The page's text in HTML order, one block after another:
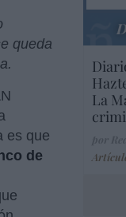
queda
es que
de
La